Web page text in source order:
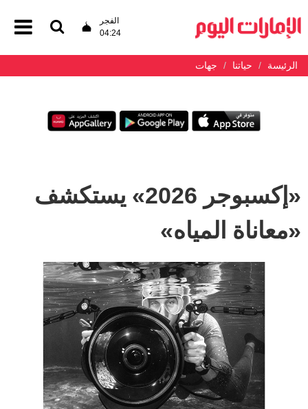
الفجر
04:24
الرئيسة حياتنا جهات
«إكسبوجر 2026» يستكشف
«معاناة المياه»